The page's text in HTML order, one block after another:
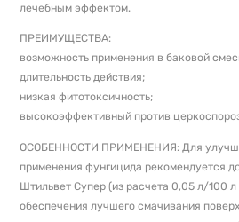
лечебным эффектом.
ПРЕИМУЩЕСТВА:
возможность применения в баковой
длительность действия;
низкая фитотоксичность;
высокоэффективный против
ОСОБЕННОСТИ ПРИМЕНЕНИЯ: Для
применения фунгицида рекомендуется
Штильвет Супер (из расчета 0,05 л/100 л
обеспечения лучшего смачивания